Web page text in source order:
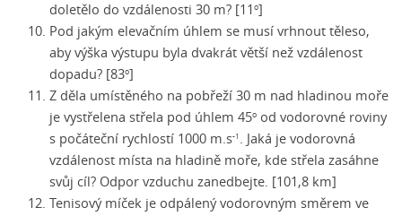
doletělo do vzdálenosti 30 m? [11 o]
Pod jakým elevačním úhlem se musí vrhnout těleso,
aby výška výstupu byla dvakrát větší než vzdálenost
dopadu? [83o]
Z děla umístěného na pobřeží 30 m nad hladinou moře
je vystřelena střela pod úhlem 45o od vodorovné roviny
s počáteční rychlostí 1000 m.s-1 . Jaká je vodorovná
vzdálenost místa na hladině moře, kde střela zasáhne
svůj cíl? Odpor vzduchu zanedbejte. [101,8 km]
Tenisový míček je odpálený vodorovným směrem ve